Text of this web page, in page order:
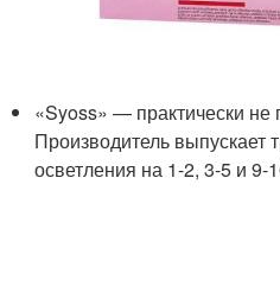
«Syoss» — практически не
Производитель выпускает
осветления на 1-2, 3-5 и 9-